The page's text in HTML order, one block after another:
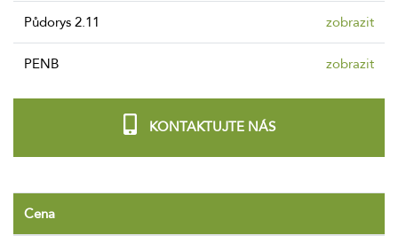
Půdorys 2.11 zobrazit
PENB zobrazit
KONTAKTUJTE NÁS
Cena